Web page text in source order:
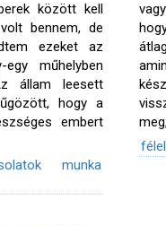
között kell
bennem, de
ezeket az
műhelyben
állam leesett
hogy a
embert
munka